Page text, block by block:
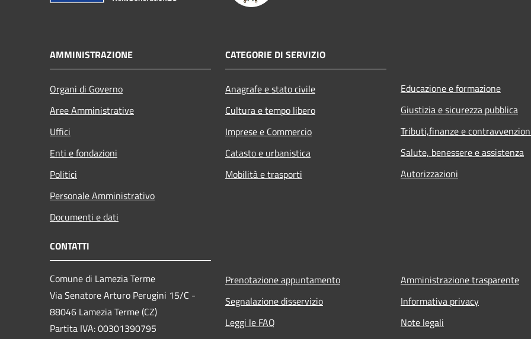
AMMINISTRAZIONE
Organi di Governo
Aree Amministrative
Uffici
Enti e fondazioni
Politici
Personale Amministrativo
Documenti e dati
CATEGORIE DI SERVIZIO
Anagrafe e stato civile
Cultura e tempo libero
Imprese e Commercio
Catasto e urbanistica
Mobilità e trasporti
Educazione e formazione
Giustizia e sicurezza pubblica
Tributi,finanze e
Salute, benessere e assistenza
Autorizzazioni
CONTATTI
Comune di Lamezia Terme
Via Senatore Arturo Perugini 15/C -
88046 Lamezia Terme (CZ)
Partita IVA: 00301390795
Prenotazione appuntamento
Segnalazione disservizio
Leggi le FAQ
Amministrazione trasparente
Informativa privacy
Note legali